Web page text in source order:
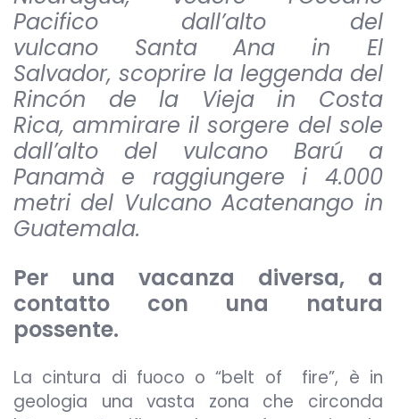
Pacifico dall’alto del
vulcano Santa Ana in El
Salvador, scoprire la leggenda del
Rincón de la Vieja in Costa
Rica, ammirare il sorgere del sole
dall’alto del vulcano Barú a
Panamà e raggiungere i 4.000
metri del Vulcano Acatenango in
Guatemala.
Per una vacanza diversa, a
contatto con una natura
possente.
La cintura di fuoco o “belt of
fire”, è in
geologia una vasta zona che circonda